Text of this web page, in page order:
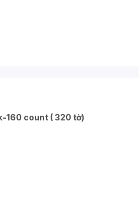
160 count ( 320 tờ)